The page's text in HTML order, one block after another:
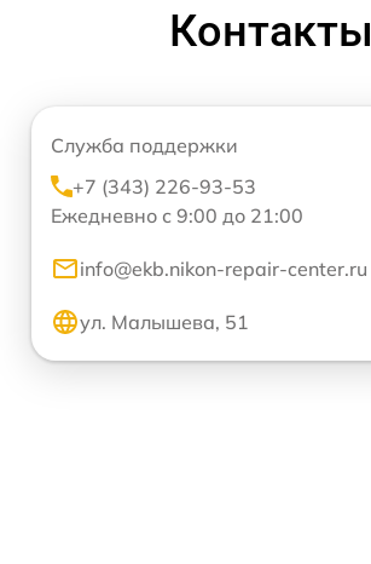
Контакты
Служба поддержки
+7 (343) 226-93-53
Ежедневно с 9:00 до 21:00
info@ekb.nikon-repair-center.ru
ул. Малышева, 51